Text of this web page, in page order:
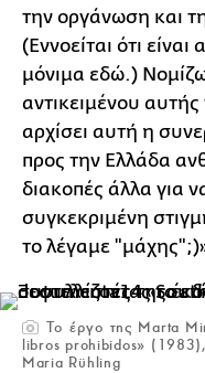
την οργάνωση και
(Εννοείται ότι
μόνιμα εδώ.)
αντικειμένου
αρχίσει αυτή η
προς την Ελλάδα
διακοπές άλλα για
συγκεκριμένη
το λέγαμε
Το έργο της Marta
libros prohibidos»
Maria Rühling